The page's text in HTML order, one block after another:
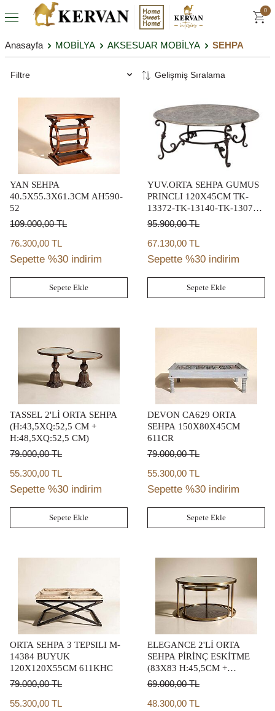
0
Anasayfa MOBİLYA AKSESUAR MOBİLYA SEHPA
Filtre
YAN SEHPA
40.5X55.3X61.3CM AH590-
52
109.000,00TL
76.300,00 TL
Sepette %30 indirim
Sepete Ekle
YUV.ORTA SEHPA GUMUS
PRINCLI 120X45CM TK-
13372-TK-13140-TK-13073-
TK-012972-7159-6451-9320-
TK-11533-TK-013372-TK-
013389-TK-013966-TK-
013419
95.900,00TL
67.130,00 TL
Sepette %30 indirim
Sepete Ekle
TASSEL 2'Lİ ORTA SEHPA
(H:43,5XQ:52,5 CM +
H:48,5XQ:52,5 CM)
79.000,00TL
55.300,00 TL
Sepette %30 indirim
Sepete Ekle
DEVON CA629 ORTA
SEHPA 150X80X45CM
611CR
79.000,00TL
55.300,00 TL
Sepette %30 indirim
Sepete Ekle
ORTA SEHPA 3 TEPSILI M-
14384 BUYUK
120X120X55CM 611KHC
79.000,00TL
55.300,00 TL
ELEGANCE 2'Lİ ORTA
SEHPA PİRİNÇ ESKİTME
(83X83 H:45,5CM +
69,5X69,5 H:40,5 CM)
69.000,00TL
48.300,00 TL